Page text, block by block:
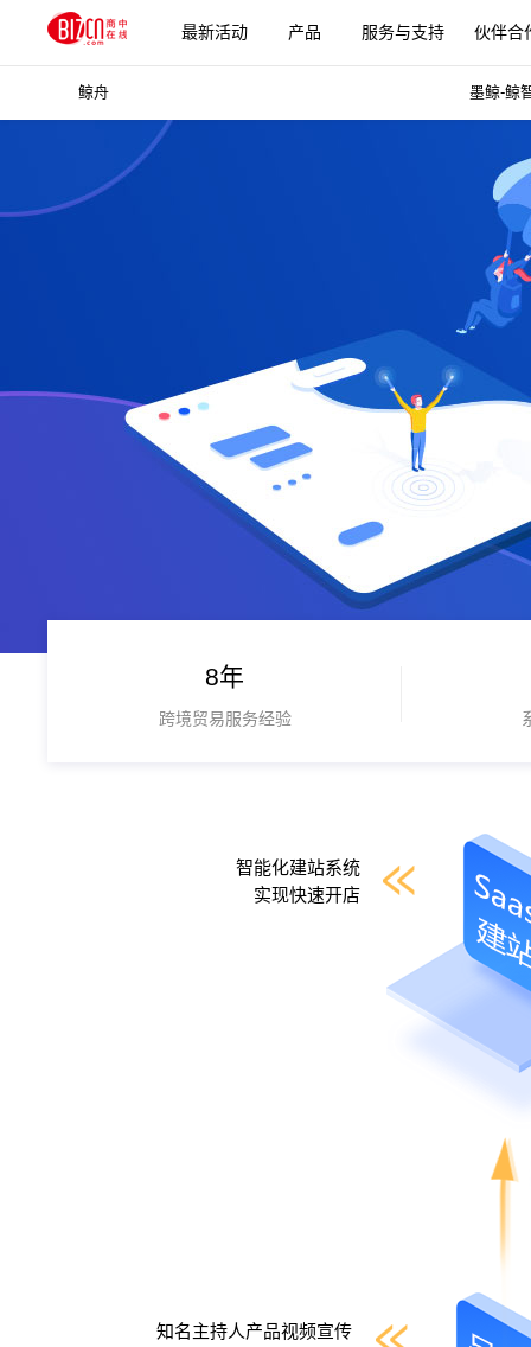
最新活动 产品 服务与支持 伙伴合
更多产品
鲸舟 墨鲸-鲸
8年
跨境贸易服务经验
智能化建站系统
实现快速开店
知名主持人产品视频宣传